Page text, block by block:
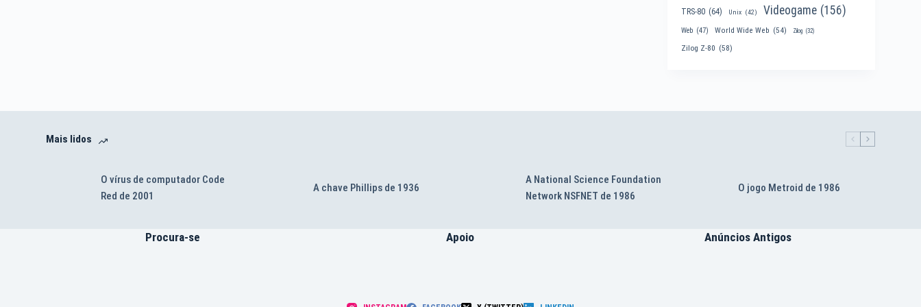
TRS-80 (64) Unix (42) Videogame (156)
Web (47) World Wide Web (54) Zilog (32)
Zilog Z-80 (58)
Mais lidos
O vírus de computador Code
Red de 2001
A chave Phillips de 1936
A National Science Foundation
Network NSFNET de 1986
O jogo Metroid de 1986
Procura-se Apoio Anúncios Antigos